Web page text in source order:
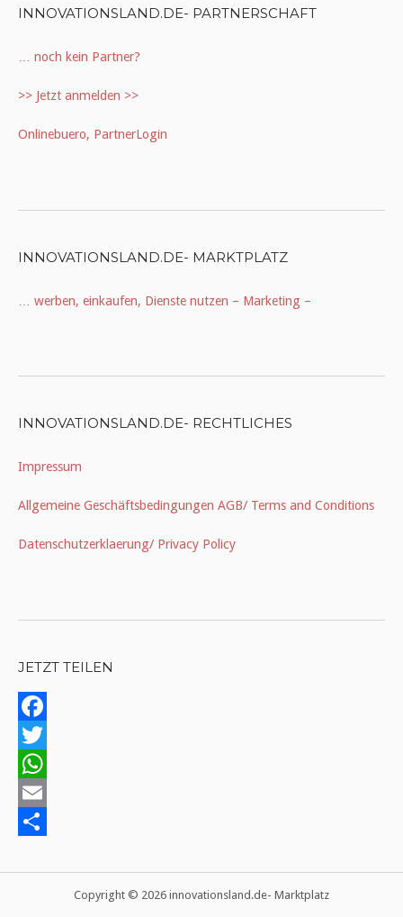
INNOVATIONSLAND.DE- PARTNERSCHAFT
… noch kein Partner?
>> Jetzt anmelden >>
Onlinebuero, PartnerLogin
INNOVATIONSLAND.DE- MARKTPLATZ
… werben, einkaufen, Dienste nutzen – Marketing –
INNOVATIONSLAND.DE- RECHTLICHES
Impressum
Allgemeine Geschäftsbedingungen AGB/ Terms and Conditions
Datenschutzerklaerung/ Privacy Policy
JETZT TEILEN
Facebook
Twitter
WhatsApp
Email
Copyright © 2026 innovationsland.de- Marktplatz